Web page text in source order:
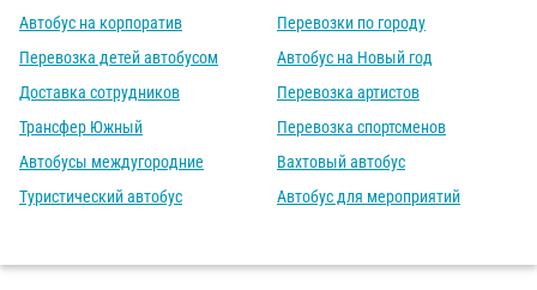
Автобус на корпоратив
Перевозка детей автобусом
Доставка сотрудников
Трансфер Южный
Автобусы междугородние
Туристический автобус
Перевозки по городу
Автобус на Новый год
Перевозка артистов
Перевозка спортсменов
Вахтовый автобус
Автобус для мероприятий